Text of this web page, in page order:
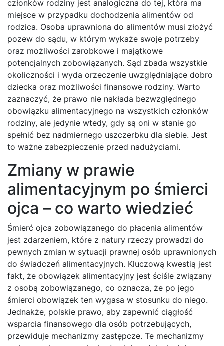
członków rodziny jest analogiczna do tej, która ma
miejsce w przypadku dochodzenia alimentów od
rodzica. Osoba uprawniona do alimentów musi złożyć
pozew do sądu, w którym wykaże swoje potrzeby
oraz możliwości zarobkowe i majątkowe
potencjalnych zobowiązanych. Sąd zbada wszystkie
okoliczności i wyda orzeczenie uwzględniające dobro
dziecka oraz możliwości finansowe rodziny. Warto
zaznaczyć, że prawo nie nakłada bezwzględnego
obowiązku alimentacyjnego na wszystkich członków
rodziny, ale jedynie wtedy, gdy są oni w stanie go
spełnić bez nadmiernego uszczerbku dla siebie. Jest
to ważne zabezpieczenie przed nadużyciami.
Zmiany w prawie
alimentacyjnym po śmierci
ojca – co warto wiedzieć
Śmierć ojca zobowiązanego do płacenia alimentów
jest zdarzeniem, które z natury rzeczy prowadzi do
pewnych zmian w sytuacji prawnej osób uprawnionych
do świadczeń alimentacyjnych. Kluczową kwestią jest
fakt, że obowiązek alimentacyjny jest ściśle związany
z osobą zobowiązanego, co oznacza, że po jego
śmierci obowiązek ten wygasa w stosunku do niego.
Jednakże, polskie prawo, aby zapewnić ciągłość
wsparcia finansowego dla osób potrzebujących,
przewiduje mechanizmy zastępcze. Te mechanizmy